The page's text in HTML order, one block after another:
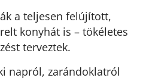
a teljesen felújított,
konyhát is – tökéletes
terveztek.
napról, zarándoklatról